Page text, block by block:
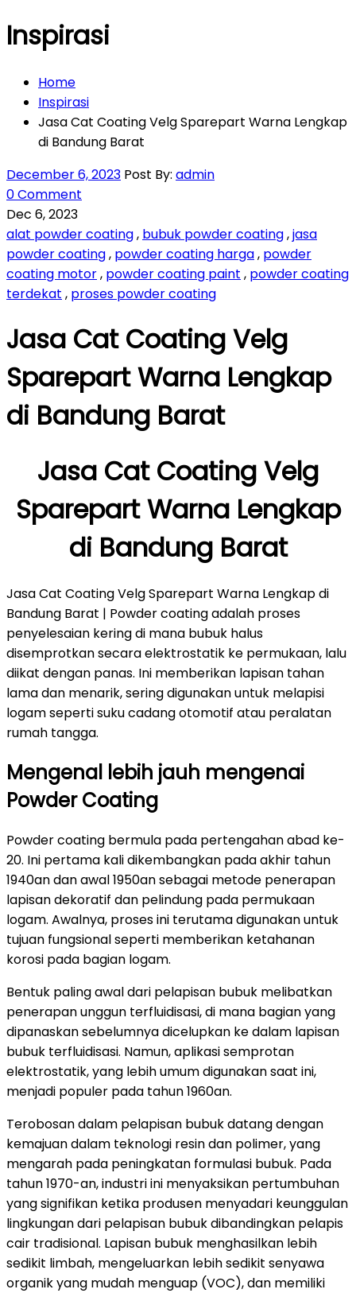
Inspirasi
Home
Inspirasi
Jasa Cat Coating Velg Sparepart Warna Lengkap
di Bandung Barat
December 6, 2023 Post By: admin
0 Comment
Dec 6, 2023
alat powder coating, bubuk powder coating,jasa
powder coating, powder coating harga, powder
coating motor, powder coating paint , powder coating
terdekat , proses powder coating
Jasa Cat Coating Velg
Sparepart Warna Lengkap
di Bandung Barat
Jasa Cat Coating Velg
Sparepart Warna Lengkap
di Bandung Barat
Jasa Cat Coating Velg Sparepart Warna Lengkap di
Bandung Barat | Powder coating adalah proses
penyelesaian kering di mana bubuk halus
disemprotkan secara elektrostatik ke permukaan, lalu
diikat dengan panas. Ini memberikan lapisan tahan
lama dan menarik, sering digunakan untuk melapisi
logam seperti suku cadang otomotif atau peralatan
rumah tangga.
Mengenal lebih jauh mengenai
Powder Coating
Powder coating bermula pada pertengahan abad ke-
20. Ini pertama kali dikembangkan pada akhir tahun
1940an dan awal 1950an sebagai metode penerapan
lapisan dekoratif dan pelindung pada permukaan
logam. Awalnya, proses ini terutama digunakan untuk
tujuan fungsional seperti memberikan ketahanan
korosi pada bagian logam.
Bentuk paling awal dari pelapisan bubuk melibatkan
penerapan unggun terfluidisasi, di mana bagian yang
dipanaskan sebelumnya dicelupkan ke dalam lapisan
bubuk terfluidisasi. Namun, aplikasi semprotan
elektrostatik, yang lebih umum digunakan saat ini,
menjadi populer pada tahun 1960an.
Terobosan dalam pelapisan bubuk datang dengan
kemajuan dalam teknologi resin dan polimer, yang
mengarah pada peningkatan formulasi bubuk. Pada
tahun 1970-an, industri ini menyaksikan pertumbuhan
yang signifikan ketika produsen menyadari keunggulan
lingkungan dari pelapisan bubuk dibandingkan pelapis
cair tradisional. Lapisan bubuk menghasilkan lebih
sedikit limbah, mengeluarkan lebih sedikit senyawa
organik yang mudah menguap (VOC), dan memiliki